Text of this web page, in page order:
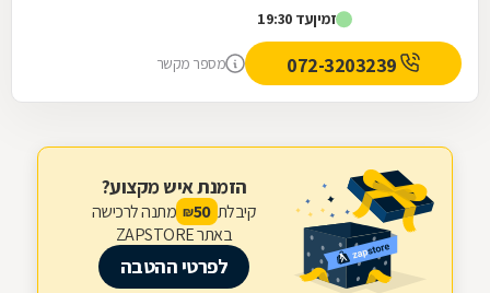
חנויות מחשבים...
זמיןעד 19:30
מספר מקשר
הזמנת איש מקצוע?
קיבלת 50
₪ מתנה לרכישה
באתר ZAPSTORE
לפרטי ההטבה